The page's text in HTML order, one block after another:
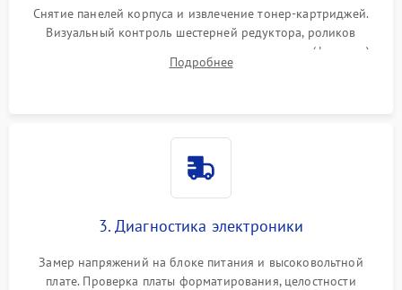
Снятие панелей корпуса и извлечение тонер-картриджей.
Визуальный контроль шестерней редуктора, роликов
захвата, термопленки и прижимного вала в печи (фьюзере).
Проверка оптики сканера на загрязнения.
Подробнее
3. Диагностика электроники
Замер напряжений на блоке питания и высоковольтной
плате. Проверка платы форматирования, целостности